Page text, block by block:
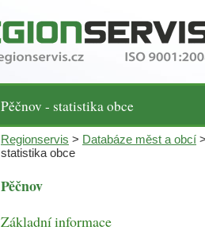
Pěčnov - statistika obce
Regionservis > Databáze měst a obcí
statistika obce
Pěčnov
Základní informace